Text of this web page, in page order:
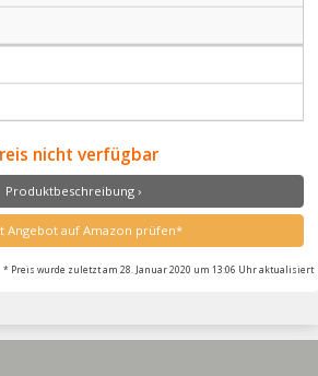
nicht verfügbar
Produktbeschreibung ›
Angebot auf Amazon prüfen*
* Preis wurde zuletzt am 28. Januar 2020 um 13:06 Uhr aktualisiert